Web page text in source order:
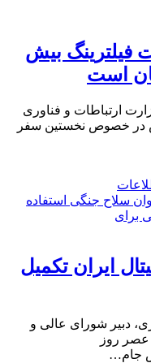
فیلترینگ بیش
ارتباطات و فناوری
در خصوص نخستین سفر
ایران تکمیل
دبیر شورای عالی و
روز